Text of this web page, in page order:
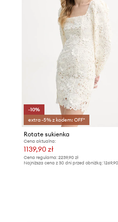
-10%
extra -5% z kodem: OFF*
Rotate sukienka
Cena aktualna:
1139,90 zł
Cena regularna: 2239,90 zł
Najniższa cena z 30 dni przed obniżką: